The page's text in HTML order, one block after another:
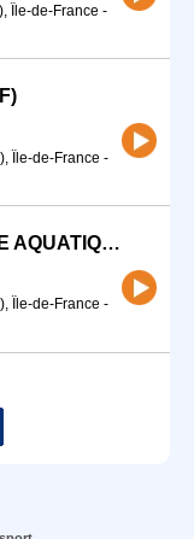
Île-de-France -
Île-de-France -
SURVEILLANT.E SAUVETEUR.SE AQUATIQUE (H/F)
Île-de-France -